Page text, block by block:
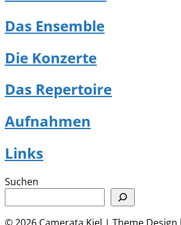
Das Ensemble
Die Konzerte
Das Repertoire
Aufnahmen
Links
Suchen